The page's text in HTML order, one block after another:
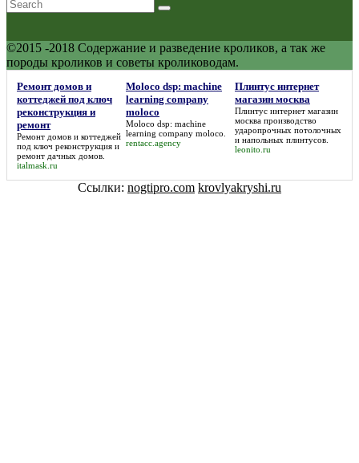
©2015 -2018 Содержание и разведение кроликов, а так же
породы кроликов и советы кролиководам.
Ремонт домов и
коттеджей под ключ
реконструкция и
ремонт
Ремонт домов и коттеджей
под ключ реконструкция и
ремонт дачных домов.
italmask.ru
Moloco dsp: machine
learning company
moloco
Moloco dsp: machine
learning company moloco
rentacc.agency
Плинтус интернет
магазин москва
Плинтус интернет магазин
москва производство
ударопрочных потолочных
и напольных плинтусов.
leonito.ru
Ссылки: nogtipro.com krovlyakryshi.ru